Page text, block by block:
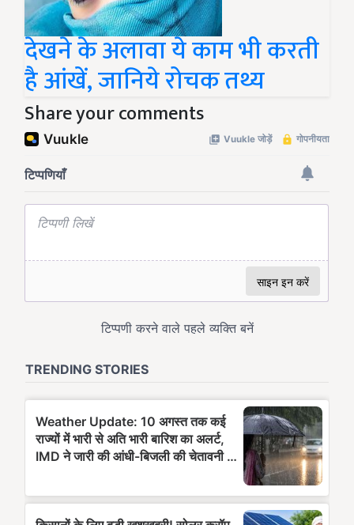
देखने के अलावा ये काम भी करती
है आंखें, जानिये रोचक तथ्य
Share your comments